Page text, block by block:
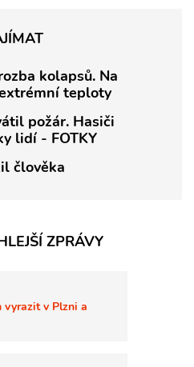
kolapsů. Na
teploty
požár. Hasiči
lidí - FOTKY
člověka
ZPRÁVY
v Plzni a